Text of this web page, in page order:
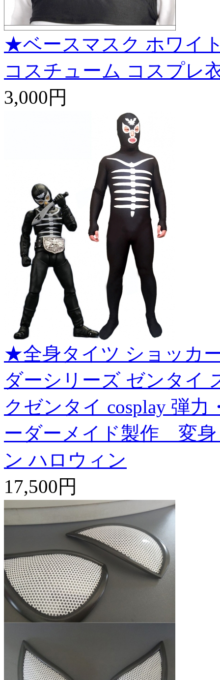
★ベースマスク ホワイ
コスチューム コスプレ
3,000円
★全身タイツ ショッカ
ダーシリーズ ゼンタイ
クゼンタイ cosplay 弾
ーダーメイド製作 変
ン ハロウィン
17,500円